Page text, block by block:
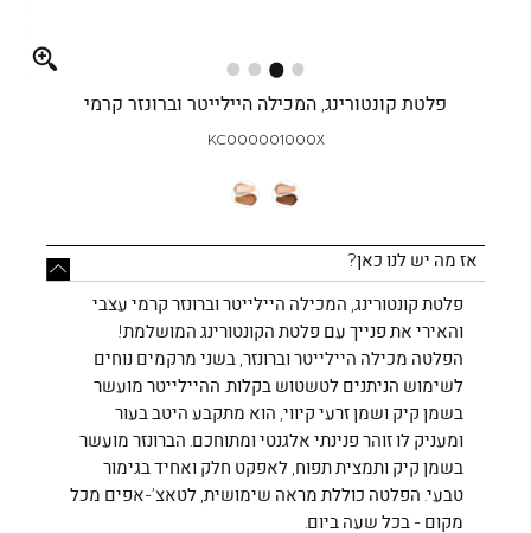
Full
פלטת קונטורינג, המכילה היילייטר וברונזר קרמי
KC000001000X
אז מה יש לנו כאן?
פלטת קונטורינג, המכילה היילייטר וברונזר קרמי עצבי
והאירי את פנייך עם פלטת הקונטורינג המושלמת!
הפלטה מכילה היילייטר וברונזר, בשני מרקמים נוחים
לשימוש הניתנים לטשטוש בקלות. ההיילייטר מועשר
בשמן קיק ושמן זרעי קיווי, הוא מתקבע היטב בעור
ומעניק לו זוהר פנינתי אלגנטי ומתוחכם. הברונזר מועשר
בשמן קיק ותמצית תפוח, לאפקט חלק ואחיד בגימור
טבעי. הפלטה כוללת מראה שימושית, לטאצ’-אפים מכל
מקום - בכל שעה ביום.